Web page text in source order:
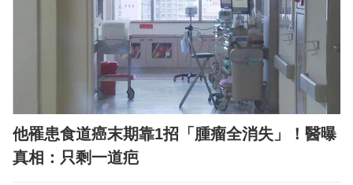
他罹患食道癌末期靠1招「腫瘤全消失」！醫曝
真相：只剩一道疤